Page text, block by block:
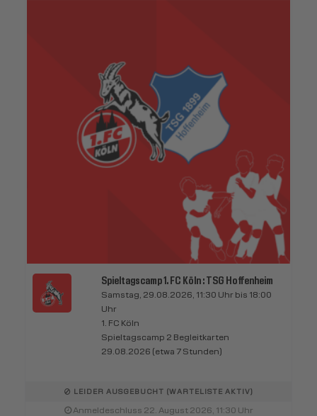
Spieltagscamp 1. FC Köln : TSG Hoffenheim
Samstag, 29.08.2026, 11:30 Uhr bis 18:00
Uhr
1. FC Köln
Spieltagscamp 2 Begleitkarten
29.08.2026 (etwa 7 Stunden)
LEIDER AUSGEBUCHT (WARTELISTE AKTIV)
Anmeldeschluss 22. August 2026, 11:30 Uhr